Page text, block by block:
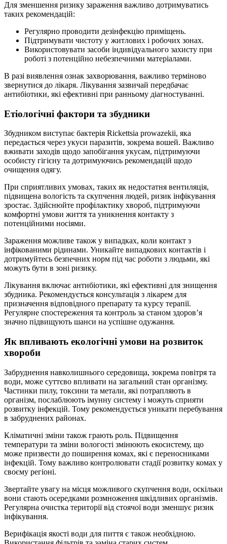
Для зменшення ризику зараження важливо дотримуватись
таких рекомендацій:
Регулярно проводити дезінфекцію приміщень.
Підтримувати чистоту у житлових і робочих зонах.
Використовувати засоби індивідуального захисту при
роботі з потенційно небезпечними матеріалами.
В разі виявлення ознак захворювання, важливо терміново
звернутися до лікаря. Лікування зазвичай передбачає
антибіотики, які ефективні при ранньому діагностуванні.
Етіологічні фактори та збудники
Збудником виступає бактерія Rickettsia prowazekii, яка
передається через укуси паразитів, зокрема вошей. Важливо
вживати заходів щодо запобігання укусам, підтримуючи
особисту гігієну та дотримуючись рекомендацій щодо
очищення одягу.
При сприятливих умовах, таких як недостатня вентиляція,
підвищена вологість та скупчення людей, ризик інфікування
зростає. Здійснюйте профілактику хвороб, підтримуючи
комфортні умови життя та уникнення контакту з
потенційними носіями.
Зараження можливе також у випадках, коли контакт з
інфікованими рідинами. Уникайте випадкових контактів і
дотримуйтесь безпечних норм під час роботи з людьми, які
можуть бути в зоні ризику.
Лікування включає антибіотики, які ефективні для знищення
збудника. Рекомендується консультація з лікарем для
призначення відповідного препарату та курсу терапії.
Регулярне спостереження та контроль за станом здоров’я
значно підвищують шанси на успішне одужання.
Як впливають екологічні умови на розвиток
хвороби
Забруднення навколишнього середовища, зокрема повітря та
води, може суттєво впливати на загальний стан організму.
Частинки пилу, токсини та метали, які потрапляють в
організм, послаблюють імунну систему і можуть сприяти
розвитку інфекцій. Тому рекомендується уникати перебування
в забруднених районах.
Кліматичні зміни також грають роль. Підвищення
температури та зміни вологості змінюють екосистему, що
може призвести до поширення комах, які є переносниками
інфекцій. Тому важливо контролювати стадії розвитку комах у
своєму регіоні.
Звертайте увагу на місця можливого скупчення води, оскільки
вони стають осередками розмноження шкідливих організмів.
Регулярна очистка території від стоячої води зменшує ризик
інфікування.
Верифікація якості води для пиття є також необхідною.